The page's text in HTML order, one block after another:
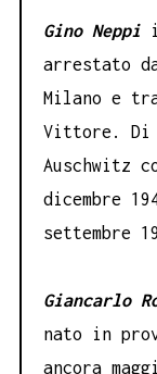
Gino Neppi
arrestato
Milano e
Vittore. Di
Auschwitz
dicembre
settembre
Giancarlo
nato in
ancora